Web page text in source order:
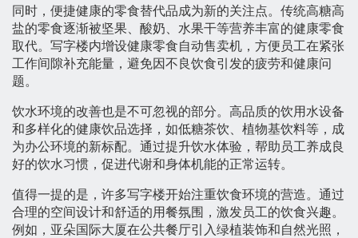
同时，便捷健康的零食替代品成为新的关注点。传统高糖高
盐的零食逐渐被坚果、酸奶、水果干等营养丰富的健康零食
取代。写字楼内增设健康零食自动售卖机，方便员工在紧张
工作间隙补充能量，避免因不良饮食引发的疲劳和健康问
题。
饮水环境的改善也是不可忽视的部分。高品质的饮用水设备
和多样化的健康饮品选择，如低糖茶饮、植物基饮料等，成
为办公环境的新标配。通过提升饮水体验，帮助员工养成良
好的饮水习惯，促进代谢和身体机能的正常运转。
值得一提的是，许多写字楼开始注重饮食环境的营造。通过
合理的空间设计和舒适的用餐氛围，激发员工的饮食兴趣。
例如，亚朵国际大厦在公共餐厅引入绿植装饰和自然光照，